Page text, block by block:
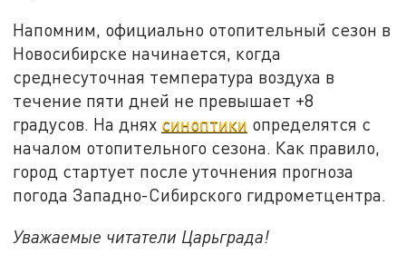
Напомним, официально отопительный сезон в
Новосибирске начинается, когда
среднесуточная температура воздуха в
течение пяти дней не превышает +8
градусов. На днях синоптики определятся с
началом отопительного сезона. Как правило,
город стартует после уточнения прогноза
погода Западно-Сибирского гидрометцентра.
Уважаемые читатели Царьграда!